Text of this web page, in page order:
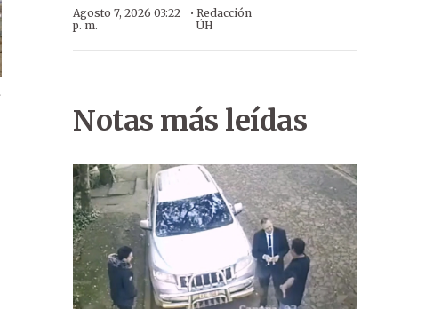
Agosto 7, 2026 03:22
p. m.
· Redacción
ÚH
Notas más leídas